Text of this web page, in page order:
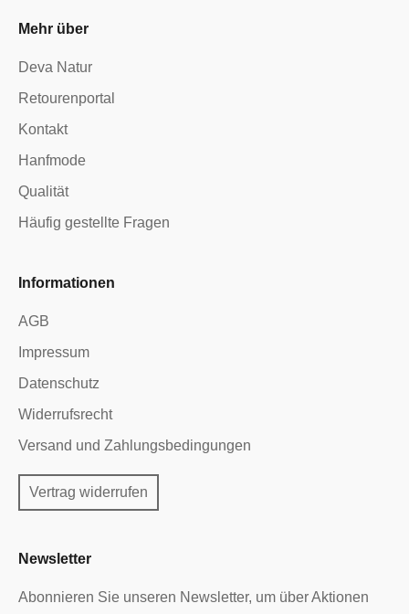
Mehr über
Deva Natur
Retourenportal
Kontakt
Hanfmode
Qualität
Häufig gestellte Fragen
Informationen
AGB
Impressum
Datenschutz
Widerrufsrecht
Versand und Zahlungsbedingungen
Vertrag widerrufen
Newsletter
Abonnieren Sie unseren Newsletter, um über Aktionen